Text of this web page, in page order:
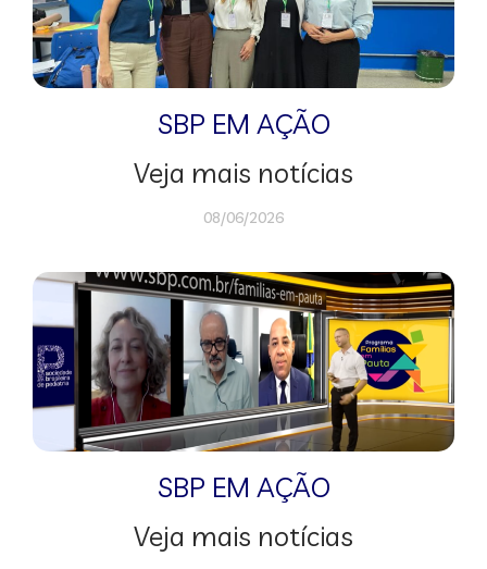
SBP EM AÇÃO
Veja mais notícias
08/06/2026
SBP EM AÇÃO
Veja mais notícias